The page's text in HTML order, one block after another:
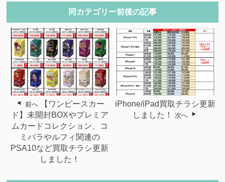
同カテゴリー前後の記事
前へ
【ワンピースカー
ド】未開封BOXやプレミア
ムカードコレクション、コ
ミパラやルフィ関連の
PSA10など買取チラシ更新
しました！
iPhone/iPad買取チラシ更新
しました！
次へ